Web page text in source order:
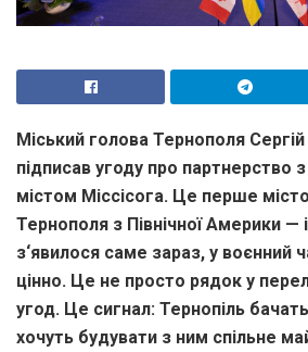
Міський голова Тернополя
підписав угоду про партнерство
містом Міссісога. Це перше місто
Тернополя з Північної Америки —
з‘явилося саме зараз, у воєнний
цінно. Це не просто рядок у
угод. Це сигнал: Тернопіль бачать
хочуть будувати з ним спільне